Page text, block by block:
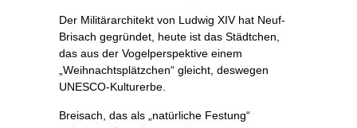
Der Militärarchitekt von Ludwig XIV hat Neuf-
Brisach gegründet, heute ist das Städtchen,
das aus der Vogelperspektive einem
„Weihnachtsplätzchen“ gleicht, deswegen
UNESCO-Kulturerbe.
Breisach, das als „natürliche Festung“